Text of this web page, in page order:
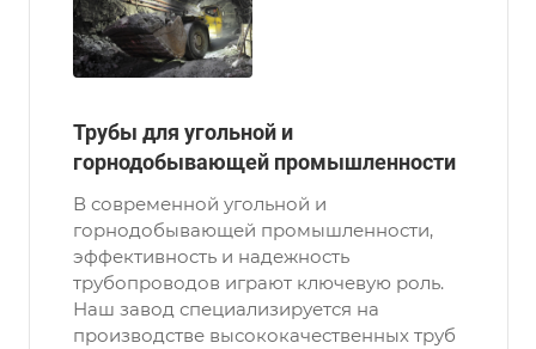
Трубы для угольной и
горнодобывающей промышленности
В современной угольной и
горнодобывающей промышленности,
эффективность и надежность
трубопроводов играют ключевую роль.
Наш завод специализируется на
производстве высококачественных труб